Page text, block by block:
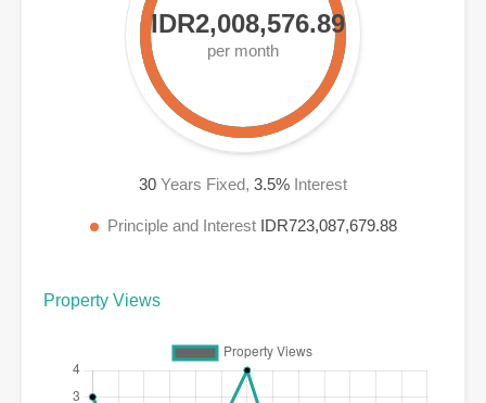
IDR2,008,576.89
per month
30 Years Fixed, 3.5% Interest
Principle and Interest IDR723,087,679.88
Property Views